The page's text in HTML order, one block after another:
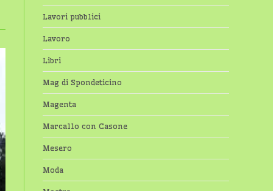
Lavori pubblici
Lavoro
Libri
Mag di Spondeticino
Magenta
Marcallo con Casone
Mesero
Moda